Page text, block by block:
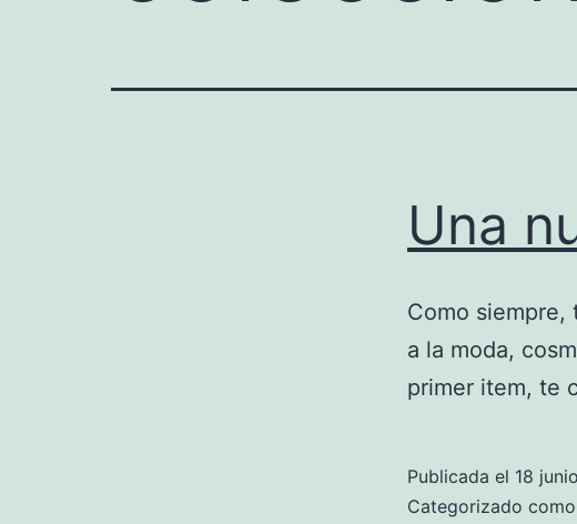
Una
Como siempre,
a la moda,
primer item, te
Publicada el 18
Categorizado como